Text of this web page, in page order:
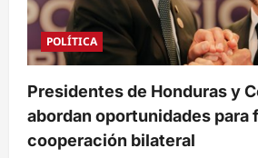
POLÍTICA
Presidentes de Honduras y
abordan oportunidades para
cooperación bilateral